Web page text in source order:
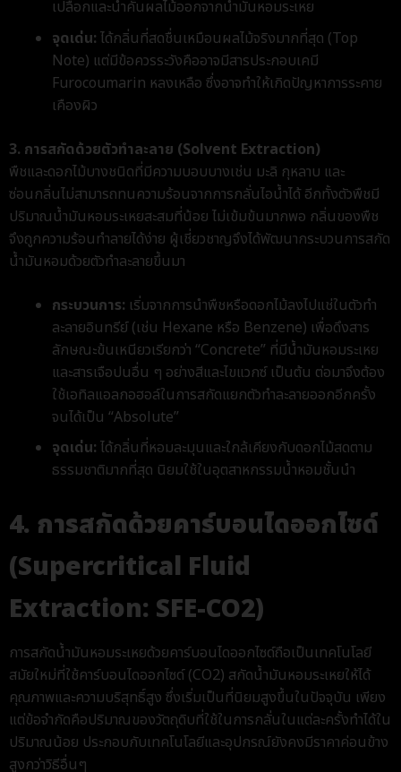
เปลือกและน้ำคั้นผลไม้ออกจากน้ำมันหอมระเหย
จุดเด่น: ได้กลิ่นที่สดชื่นเหมือนผลไม้จริงมากที่สุด (Top
Note) แต่มีข้อควรระวังคืออาจมีสารประกอบเคมี
Furocoumarin หลงเหลือ ซึ่งอาจทำให้เกิดปัญหาการระคาย
เคืองผิว
3. การสกัดด้วยตัวทำละลาย (Solvent Extraction)
พืชและดอกไม้บางชนิดที่มีความบอบบางเช่น มะลิ กุหลาบ และ
ซ่อนกลิ่นไม่สามารถทนความร้อนจากการกลั่นไอน้ำได้ อีกทั้งตัวพืชมี
ปริมาณน้ำมันหอมระเหยสะสมที่น้อย ไม่เข้มข้นมากพอ กลิ่นของพืช
จึงถูกความร้อนทำลายได้ง่าย ผู้เชี่ยวชาญจึงได้พัฒนากระบวนการสกัด
น้ำมันหอมด้วยตัวทำละลายขึ้นมา
กระบวนการ: เริ่มจากการนำพืชหรือดอกไม้ลงไปแช่ในตัวทำ
ละลายอินทรีย์ (เช่น Hexane หรือ Benzene) เพื่อดึงสาร
ลักษณะข้นเหนียวเรียกว่า “Concrete” ที่มีน้ำมันหอมระเหย
และสารเจือปนอื่น ๆ อย่างสีและไขแวกซ์ เป็นต้น ต่อมาจึงต้อง
ใช้เอทิลแอลกอฮอล์ในการสกัดแยกตัวทำละลายออกอีกครั้ง
จนได้เป็น “Absolute”
จุดเด่น: ได้กลิ่นที่หอมละมุนและใกล้เคียงกับดอกไม้สดตาม
ธรรมชาติมากที่สุด นิยมใช้ในอุตสาหกรรมน้ำหอมชั้นนำ
4. การสกัดด้วยคาร์บอนไดออกไซด์
(Supercritical Fluid
Extraction: SFE-CO2)
การสกัดน้ำมันหอมระเหยด้วยคาร์บอนไดออกไซด์ถือเป็นเทคโนโลยี
สมัยใหม่ที่ใช้คาร์บอนไดออกไซด์ (CO2) สกัดน้ำมันหอมระเหยให้ได้
คุณภาพและความบริสุทธิ์สูง ซึ่งเริ่มเป็นที่นิยมสูงขึ้นในปัจจุบัน เพียง
แต่ข้อจำกัดคือปริมาณของวัตถุดิบที่ใช้ในการกลั่นในแต่ละครั้งทำได้ใน
ปริมาณน้อย ประกอบกับเทคโนโลยีและอุปกรณ์ยังคงมีราคาค่อนข้าง
สูงกว่าวิธีอื่นๆ